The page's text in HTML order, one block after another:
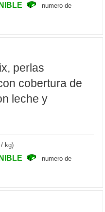
numero de
perlas
cobertura de
leche y
/ kg)
numero de